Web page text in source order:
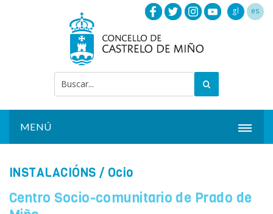
gl es
MENÚ
CONCELLO
INSTALACIÓNS / Ocio
Centro Socio-comunitario de Prado de